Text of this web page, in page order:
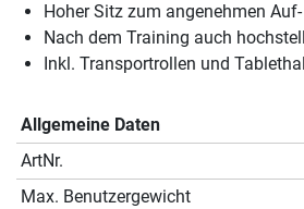
Hoher Sitz zum angenehmen
Nach dem Training auch
Inkl. Transportrollen und
Allgemeine Daten
ArtNr.
Max. Benutzergewicht